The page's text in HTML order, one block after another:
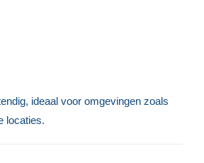
ideaal voor omgevingen zoals
locaties.